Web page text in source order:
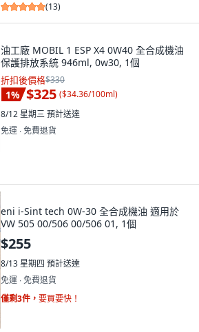
(13)
油工廠 MOBIL 1 ESP X4 0W40 全合成機油
保護排放系統 946ml, 0w30, 1個
折扣後價格$330
1% $325 ($34.36/100ml)
8/12 星期三預計送達
免運 ∙ 免費退貨
eni i-Sint tech 0W-30 全合成機油 適用於
VW 505 00/506 00/506 01, 1個
$255
8/13 星期四 預計送達
免運 ∙ 免費退貨
僅剩3件， 要買要快！